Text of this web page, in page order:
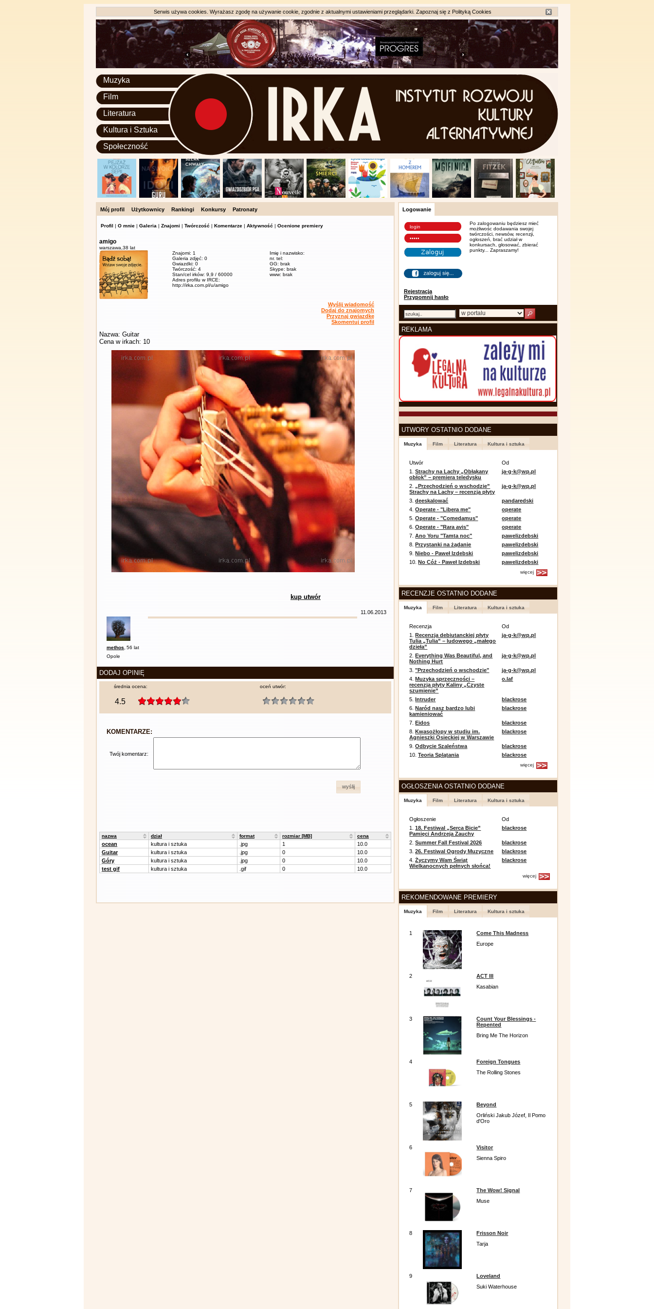
Serwis używa cookies. Wyrażasz zgodę na używanie cookie, zgodnie z aktualnymi ustawieniami przeglądarki. Zapoznaj się z Polityką Cookies
Muzyka
Film
Literatura
Kultura i Sztuka
Społeczność
Mój profil Użytkownicy Rankingi Konkursy Patronaty
Profil | O mnie | Galeria | Znajomi | Twórczość | Komentarze | Aktywność | Ocenione premiery
amigo
warszawa, 38 lat
Znajomi: 1
Galeria zdjęć: 0
Gwiazdki: 0
Twórczość: 4
Stan/cel irków: 9,9 / 60000
Adres profilu w IRCE:
http://irka.com.pl/u/amigo
Imię i nazwisko:
nr. tel:
GG: brak
Skype: brak
www: brak
Wyślij wiadomość
Dodaj do znajomych
Przyznaj gwiazdkę
Skomentuj profil
Nazwa: Guitar
Cena w irkach: 10
kup utwór
11.06.2013
methos 56 lat
Opole
DODAJ OPINIĘ
średnia ocena:
4.5
oceń utwór:
KOMENTARZE:
Twój komentarz:
wyślij
nazwa dział format rozmiar [MB] cena
ocean kultura i sztuka .jpg 1
10.0
Guitar
kultura i sztuka .jpg 0
10.0
Góry
kultura i sztuka .jpg 0
10.0
test gif
kultura i sztuka .gif 0 10.0
Logowanie
Rejestracja
Przypomnij hasło
Po zalogowaniu będziesz mieć
możliwośc dodawania swojej
twórczości, newsów, recenzji,
ogłoszeń, brać udział w
konkursach, głosować, zbierać
punkty... Zapraszamy!
REKLAMA
UTWORY OSTATNIO DODANE
Muzyka Film Literatura Kultura i sztuka
Utwór
Od
1.Strachy na Lachy „Obłąkany
obłok” – premiera teledysku
ja-g-k@wp.pl
2.„Przechodzień o wschodzie”
Strachy na Lachy – recenzja płyty
ja-g-k@wp.pl
3.deeskalować
pandaredski
4.Operate - "Libera me"
operate
5.Operate - "Comedamus"
operate
6.Operate - "Rara avis"
operate
7.Ano Yoru "Tamta noc"
pawelizdebski
8.Przystanki na żądanie
pawelizdebski
9.Niebo - Paweł Izdebski
pawelizdebski
10.No Cóż - Paweł Izdebski pawelizdebski
więcej
RECENZJE OSTATNIO DODANE
Muzyka Film Literatura Kultura i sztuka
Recenzja
Od
1.Recenzja debiutanckiej płyty
Tulia „Tulia” – ludowego „małego
dzieła”
ja-g-k@wp.pl
2.Everything Was Beautiful, and
Nothing Hurt
ja-g-k@wp.pl
3."Przechodzień o wschodzie"
ja-g-k@wp.pl
4.Muzyka sprzeczności –
recenzja płyty Kaliny „Czyste
szumienie”
o.laf
5.Intruder
blackrose
6.Naród nasz bardzo lubi
kamieniować
blackrose
7.Eidos
blackrose
8.Kwasożłopy w studiu im.
Agnieszki Osieckiej w Warszawie
blackrose
9.Odbycie Szaleństwa
blackrose
10.Teoria Splątania blackrose
więcej
OGŁOSZENIA OSTATNIO DODANE
Muzyka Film Literatura Kultura i sztuka
Ogłoszenie
Od
1.18. Festiwal „Serca Bicie”
Pamięci Andrzeja Zauchy
blackrose
2.Summer Fall Festival 2026
blackrose
3.26. Festiwal Ogrody Muzyczne
blackrose
4.Życzymy Wam Świąt
Wielkanocnych pełnych słońca!
blackrose
więcej
REKOMENDOWANE PREMIERY
Muzyka Film Literatura Kultura i sztuka
1
Come This Madness
Europe
2
ACT III
Kasabian
3
Count Your Blessings -
Repented
Bring Me The Horizon
4
Foreign Tongues
The Rolling Stones
5
Beyond
Orliński Jakub Józef, Il Pomo
d'Oro
6
Visitor
Sienna Spiro
7
The Wow! Signal
Muse
8
Frisson Noir
Tarja
9
Loveland
Suki Waterhouse